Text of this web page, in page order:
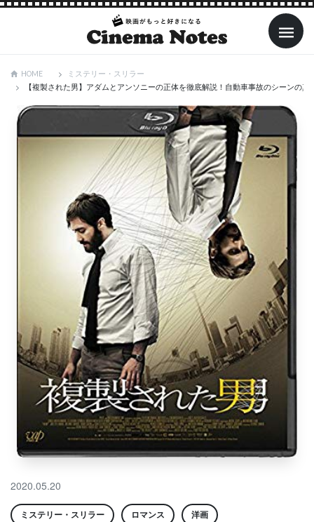
HOME
ミステリー・スリラー
【複製された男】アダムとアンソニーの正体を徹底解説！自動車事故のシーンの
2020.05.20
ミステリー・スリラー ロマンス 洋画